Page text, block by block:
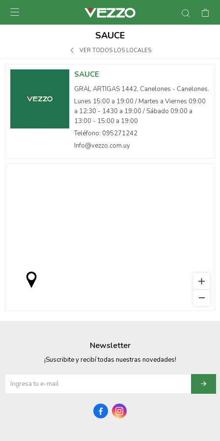

SAUCE
VER TODOS LOS LOCALES
SAUCE
GRAL ARTIGAS 1442, Canelones - Canelones.
Lunes 15:00 a 19:00 / Martes a Viernes 09:00
a 12:30 - 1430 a 19:00 / Sábado 09:00 a
13:00 - 15:00 a 19:00
Teléfono: 095271242
Info@vezzo.com.uy
Newsletter
¡Suscribite y recibí todas nuestras novedades!
 